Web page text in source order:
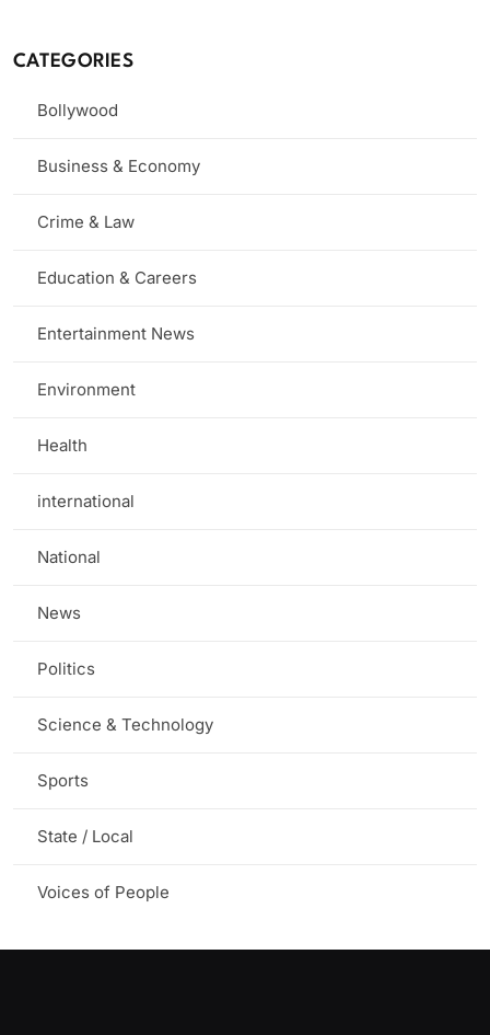
CATEGORIES
Bollywood
Business & Economy
Crime & Law
Education & Careers
Entertainment News
Environment
Health
international
National
News
Politics
Science & Technology
Sports
State / Local
Voices of People